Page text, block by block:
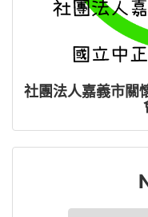
社團法人嘉義市關